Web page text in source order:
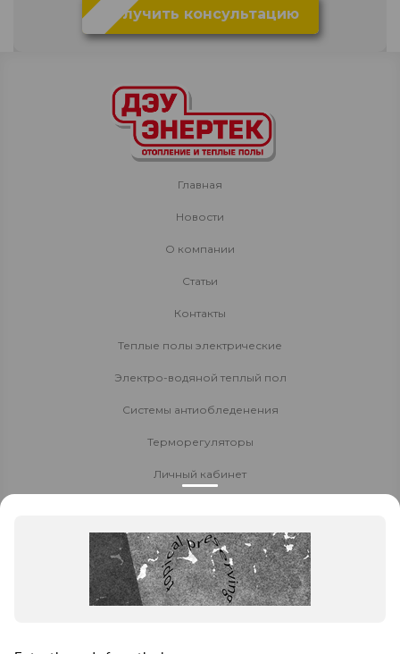
Главная
Новости
О компании
Статьи
Контакты
Теплые полы электрические
Электро-водяной теплый пол
Системы антиобледенения
Терморегуляторы
Личный кабинет
Стать партнёром
Политика конфиденциальности
Контакты